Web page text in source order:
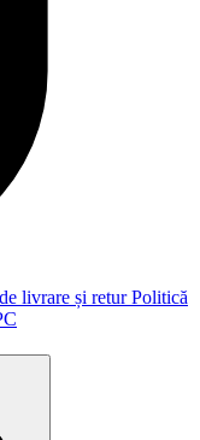
livrare și returPolitică